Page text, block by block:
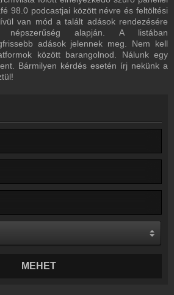
98.0 podcastjai között névre és feltöltési
van mód a talált adások rendezésére
alapján. A listában
adások jelennek meg. Nem kell
között barangolnod. Nálunk egy
Bármilyen kérdés esetén írj nekünk a
MEHET